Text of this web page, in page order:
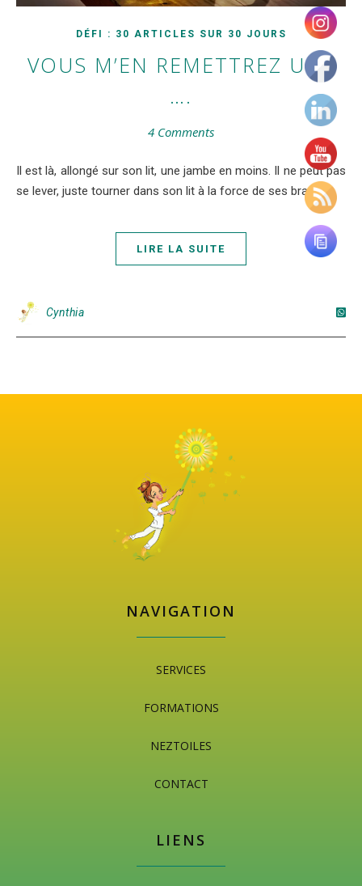
DÉFI : 30 ARTICLES SUR 30 JOURS
VOUS M’EN REMETTREZ UNE
….
4 Comments
se lever, juste tourner dans son lit à la force de ses bras.
LIRE LA SUITE
Cynthia
NAVIGATION
SERVICES
FORMATIONS
NEZTOILES
CONTACT
LIENS